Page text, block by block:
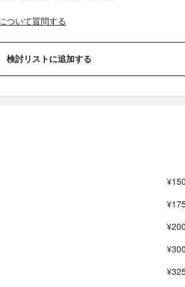
ついて質問する
検討リストに追加する